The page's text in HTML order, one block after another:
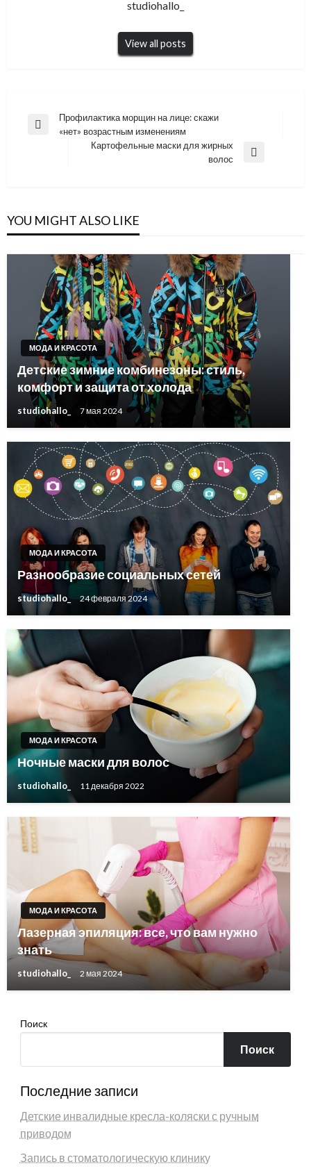
studiohallo_
View all posts
Навигация
Previous
Профилактика морщин на лице: скажи
«нет» возрастным изменениям
Картофельные маски для жирных
волос
YOU MIGHT ALSO LIKE
МОДА И КРАСОТА
Детские зимние комбинезоны: стиль,
комфорт и защита от холода
studiohallo_ 7 мая 2024
МОДА И КРАСОТА
Разнообразие социальных сетей
studiohallo_ 24 февраля 2024
МОДА И КРАСОТА
Ночные маски для волос
studiohallo_ 11 декабря 2022
МОДА И КРАСОТА
Лазерная эпиляция: все, что вам нужно
знать
studiohallo_ 2 мая 2024
Поиск
Поиск
Последние записи
Детские инвалидные кресла-коляски с ручным
приводом
Запись в стоматологическую клинику